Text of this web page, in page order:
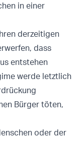
in einer
derzeitigen
dass
entstehen
werde letztlich
Bürger töten,
oder der